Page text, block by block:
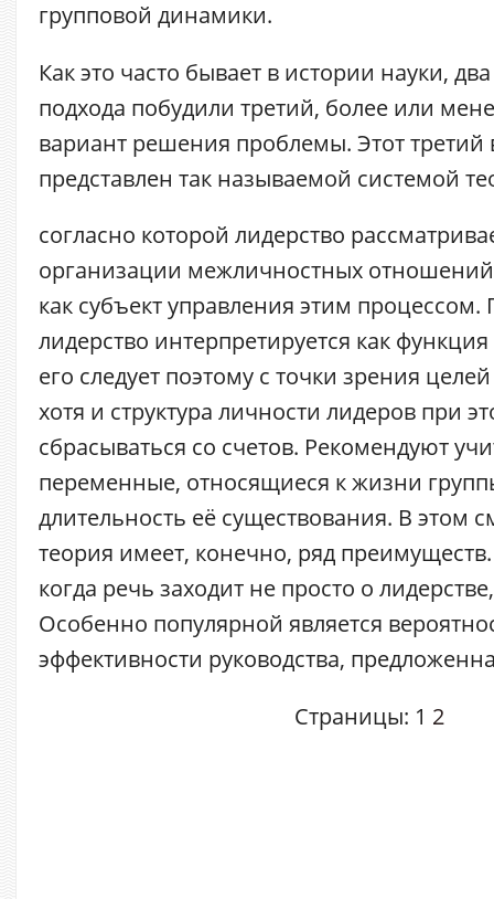
групповой динамики.
Как это часто бывает в истории науки,
подхода побудили третий, более или
вариант решения проблемы. Этот третий
представлен так называемой системой
согласно которой лидерство
организации межличностных отношений
как субъект управления этим
лидерство интерпретируется как
его следует поэтому с точки зрения
хотя и структура личности лидеров при
сбрасываться со счетов. Рекомендуют
переменные, относящиеся к жизни
длительность её существования. В этом
теория имеет, конечно, ряд
когда речь заходит не просто о
Особенно популярной является
эффективности руководства,
Страницы: 1 2